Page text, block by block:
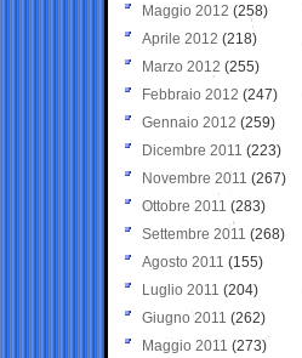
Maggio 2012 (258)
Aprile 2012 (218)
Marzo 2012 (255)
Febbraio 2012 (247)
Gennaio 2012 (259)
Dicembre 2011 (223)
Novembre 2011 (267)
Ottobre 2011 (283)
Settembre 2011 (268)
Agosto 2011 (155)
Luglio 2011 (204)
Giugno 2011 (262)
Maggio 2011 (273)